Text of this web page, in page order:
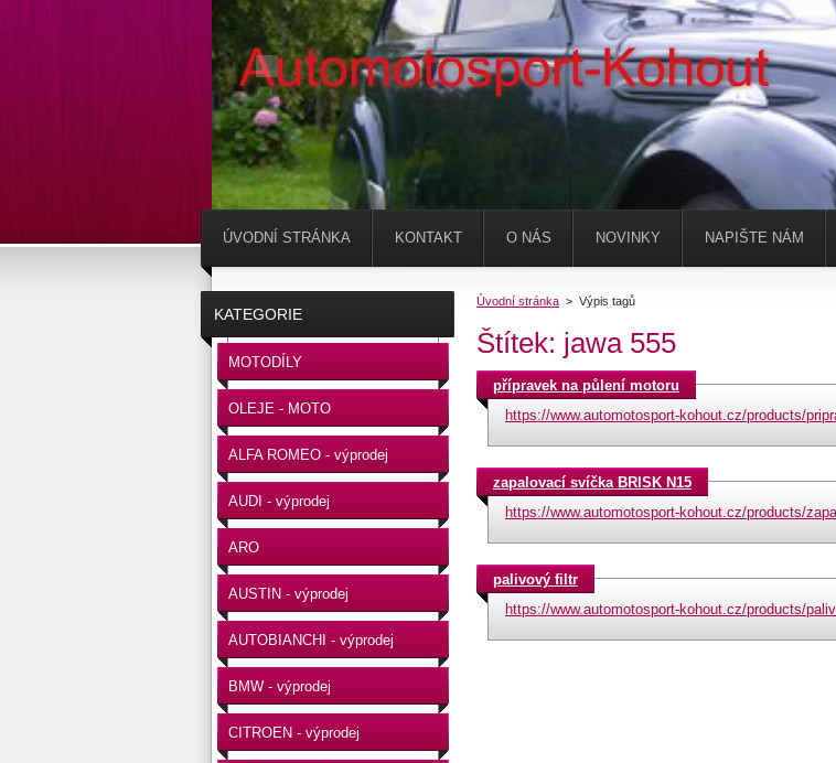
Úvodní stránka > Výpis tagů
Štítek: jawa 555
přípravek na půlení motoru
https://www.automotosport-kohout.cz/products/
zapalovací svíčka BRISK N15
https://www.automotosport-kohout.cz/products/
palivový filtr
https://www.automotosport-kohout.cz/products/
KATEGORIE
MOTODÍLY
OLEJE - MOTO
ALFA ROMEO - výprodej
AUDI - výprodej
ARO
AUSTIN - výprodej
AUTOBIANCHI - výprodej
BMW - výprodej
CITROEN - výprodej
ÚVODNÍ STRÁNKA KONTAKT O NÁS NOVINKY NAPIŠTE NÁM